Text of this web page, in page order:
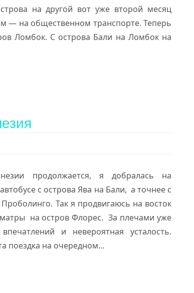
на другой вот уже второй месяц
— на общественном транспорте. Теперь
Ломбок. С острова Бали на Ломбок на
продолжается, я добралась на
с острова Ява на Бали, а точнее с
Так я продвигаюсь на восток
на остров Флорес. За плечами уже
и невероятная усталость.
поездка на очередном…